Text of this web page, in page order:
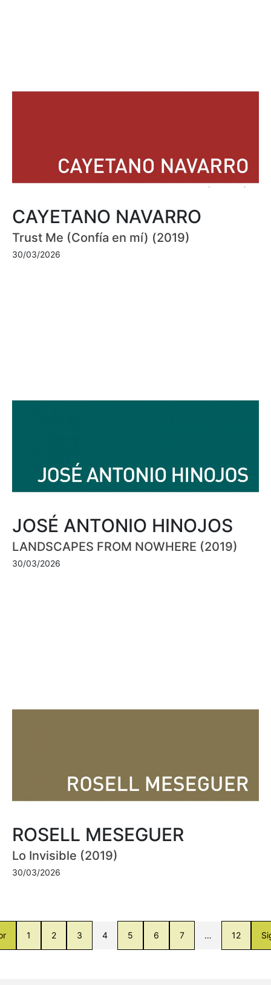
CAYETANO NAVARRO
Trust Me (Confía en mí) (2019)
30/03/2026
JOSÉ ANTONIO HINOJOS
LANDSCAPES FROM NOWHERE (2019)
30/03/2026
ROSELL MESEGUER
Lo Invisible (2019)
30/03/2026
1 2 3 4 5 6 7 … 12